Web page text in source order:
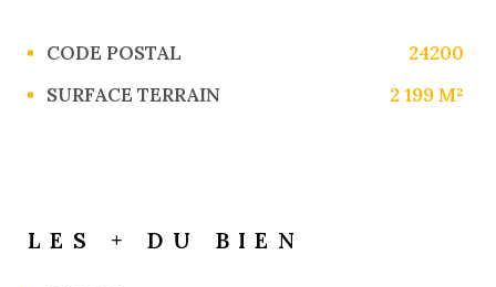
Caractérisque Valeurs
CODE POSTAL
24200
SURFACE TERRAIN
2 199 M²
LES + DU BIEN